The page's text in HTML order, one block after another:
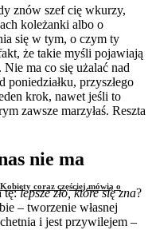
coraz częściej mówią o
znów szef cię wkurzy,
koleżanki albo o
się w tym, o czym ty
że takie myśli pojawiają
Nie ma co się użalać nad
poniedziałku, przyszłego
krok, nawet jeśli to
zawsze marzyłaś. Reszta
nie ma
tę:lepsze zło, które się zna?
– tworzenie własnej
i jest przywilejem –